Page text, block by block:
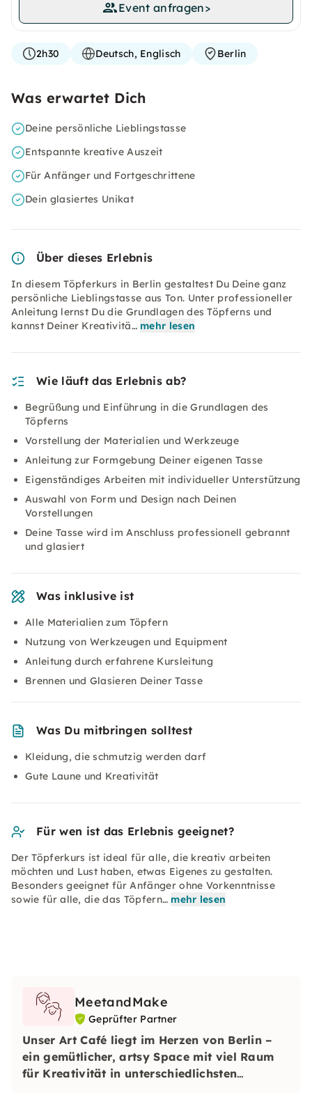
Event anfragen>
2h30 Deutsch, Englisch Berlin
Was erwartet Dich
Deine persönliche Lieblingstasse
Entspannte kreative Auszeit
Für Anfänger und Fortgeschrittene
Dein glasiertes Unikat
Über dieses Erlebnis
In diesem Töpferkurs in Berlin gestaltest Du Deine ganz
persönliche Lieblingstasse aus Ton. Unter professioneller
Anleitung lernst Du die Grundlagen des Töpferns und
kannst Deiner Kreativitä… mehr lesen
Wie läuft das Erlebnis ab?
Begrüßung und Einführung in die Grundlagen des
Töpferns
Vorstellung der Materialien und Werkzeuge
Anleitung zur Formgebung Deiner eigenen Tasse
Eigenständiges Arbeiten mit individueller Unterstützung
Auswahl von Form und Design nach Deinen
Vorstellungen
Deine Tasse wird im Anschluss professionell gebrannt
und glasiert
Was inklusive ist
Alle Materialien zum Töpfern
Nutzung von Werkzeugen und Equipment
Anleitung durch erfahrene Kursleitung
Brennen und Glasieren Deiner Tasse
Was Du mitbringen solltest
Kleidung, die schmutzig werden darf
Gute Laune und Kreativität
Für wen ist das Erlebnis geeignet?
Der Töpferkurs ist ideal für alle, die kreativ arbeiten
möchten und Lust haben, etwas Eigenes zu gestalten.
Besonders geeignet für Anfänger ohne Vorkenntnisse
sowie für alle, die das Töpfern… mehr lesen
MeetandMake
Geprüfter Partner
Unser Art Café liegt im Herzen von Berlin –
ein gemütlicher, artsy Space mit viel Raum
für Kreativität in unterschiedlichsten